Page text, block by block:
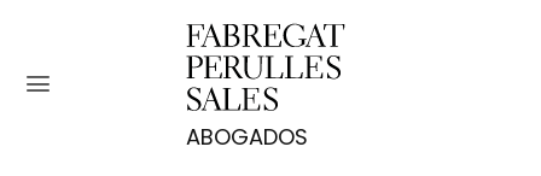
contenido